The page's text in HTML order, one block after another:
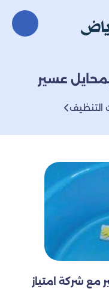
عسير
التنظيف
مع شركة امتياز